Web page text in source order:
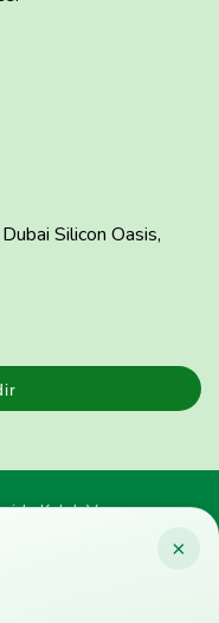
×
Silicon Oasis,
Kulak Ver